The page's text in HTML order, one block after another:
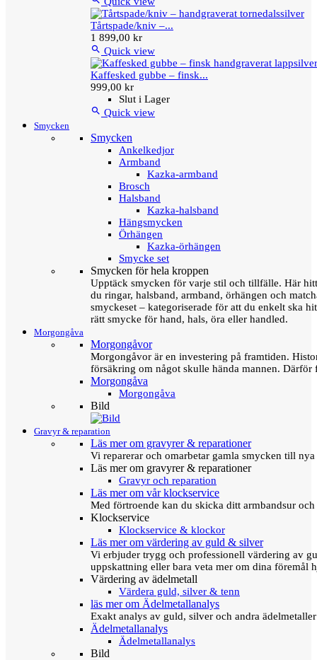
Tårtspade/kniv –...
1 899,00 kr
 Quick view
Kaffesked gubbe – finsk...
999,00 kr
Slut i Lager
 Quick view
Smycken
Smycken
Ankelkedjor
Armband
Kazka-armband
Brosch
Halsband
Kazka-halsband
Hängsmycken
Örhängen
Kazka-örhängen
Smycke set
Smycken för hela kroppen
Upptäck smycken för varje stil och tillfälle. Här
du ringar, halsband, armband, örhängen och
smyckeset – kategoriserade för att du enkelt ska
rätt smycke för hand, hals, öra eller handled.
Morgongåva
Morgongåvor
Morgongåvor är en investering på framtiden.
försäkring om något skulle hända mannen.
Morgongåva
Morgongåva
Bild
Gravyr & reparation
Läs mer om gravyrer & reparationer
Vi reparerar och omarbetar gamla smycken till
Läs mer om gravyrer & reparationer
Gravyr och reparation
Läs mer om vår klockservice
Med förtroende kan du skicka ditt armbandsur
Klockservice
Klockservice & klockor
Läs mer om värdering av guld & silver
Vi erbjuder trygg och professionell värdering av
uppskattning eller bara veta mer om dina föremål
Värdering av ädelmetall
Värdera guld, silver & tenn
läs mer om Ädelmetallanalys
Exakt analys av guld, silver och andra
Ädelmetallanalys
Ädelmetallanalys
Bild